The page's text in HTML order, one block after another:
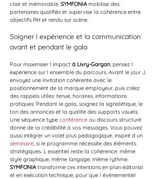
clair et mémorable. SYMFONIA mobilise des
partenaires qualifiés et supervise la cohérence entre
objectifs RH et rendu sur scène.
Soigner l expérience et la communication
avant et pendant le gala
Pour maximiser l impact à Livry-Gargan, pensez l
expérience sur l ensemble du parcours. Avant le jour J,
envoyez une invitation cohérente avec le
positionnement de la marque employeur, puis créez
des rappels utiles: tenue, horaires, informations
pratiques. Pendant le gala, soignez la signalétique, le
ton des annonces et la qualité des supports visuels.
Une séquence type conférence ou discours structuré
donne de la crédibilité à vos messages. Vous pouvez
aussi intégrer un volet plus pédagogique, inspiré d un
séminaire, si le programme nécessite des éléments
stratégiques. L essentiel reste la cohérence: même
style graphique, même langage, même rythme.
SYMFONIA transforme ces intentions en plan éditorial
et en exécution technique, pour que l événementiel